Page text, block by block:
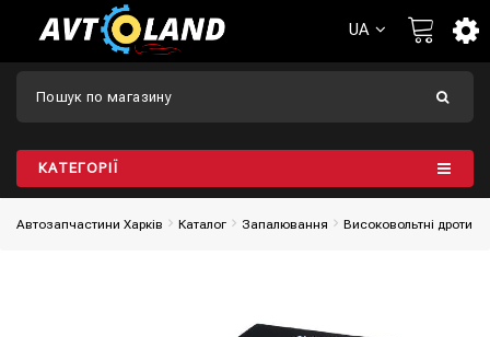
UA
КАТЕГОРІЇ
Автозапчастини Харків Каталог Запалювання Високовольтні дроти